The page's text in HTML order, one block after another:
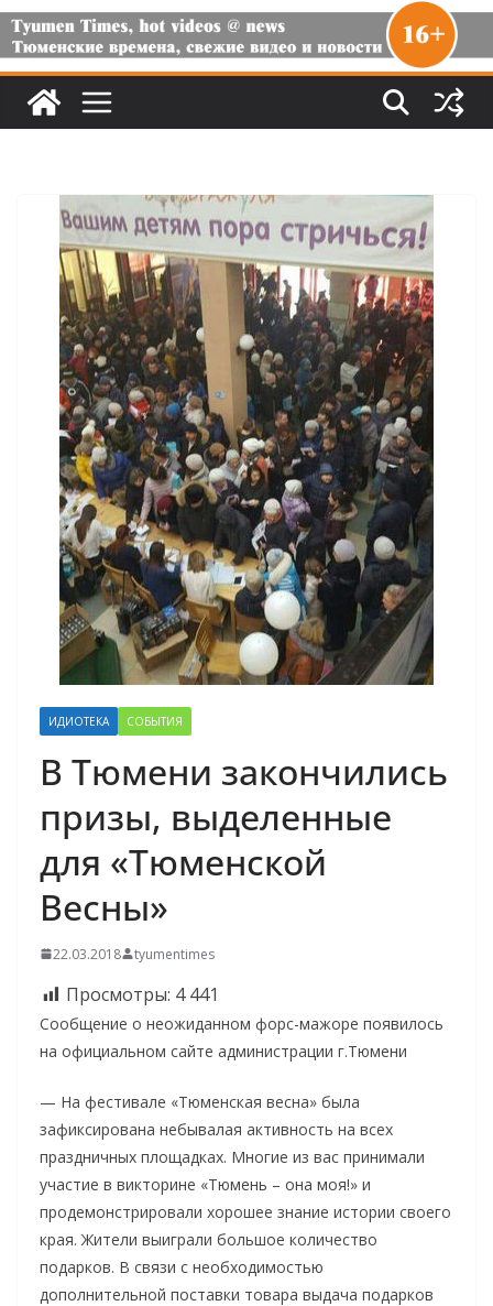
ИДИОТЕКА СОБЫТИЯ
В Тюмени закончились
призы, выделенные
для «Тюменской
Весны»
22.03.2018 tyumentimes
Просмотры: 4 441
Сообщение о неожиданном форс-мажоре появилось
на официальном сайте администрации г.Тюмени
— На фестивале «Тюменская весна» была
зафиксирована небывалая активность на всех
праздничных площадках. Многие из вас принимали
участие в викторине «Тюмень – она моя!» и
продемонстрировали хорошее знание истории своего
края. Жители выиграли большое количество
подарков. В связи с необходимостью
дополнительной поставки товара выдача подарков